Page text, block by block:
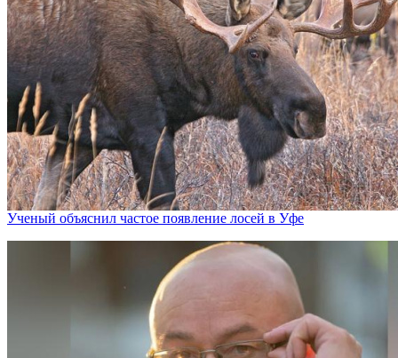
Ученый объяснил частое появление лосей в Уфе